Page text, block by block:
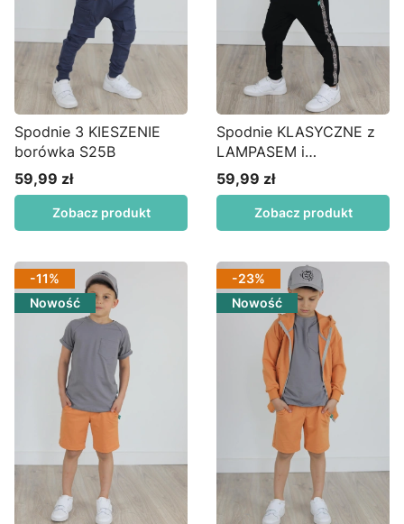
Spodnie 3 KIESZENIE
borówka S25B
Cena
59,99 zł
Zobacz produkt
Spodnie KLASYCZNE z
LAMPASEM i
ściągaczami FT czarne
S34L
Cena
59,99 zł
Zobacz produkt
-11%
Nowość
-23%
Nowość